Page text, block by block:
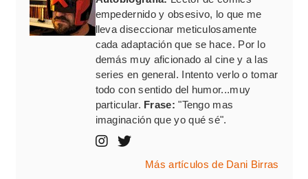
empedernido y obsesivo, lo que me
lleva diseccionar meticulosamente
cada adaptación que se hace. Por lo
demás muy aficionado al cine y a las
series en general. Intento verlo o tomar
todo con sentido del humor...muy
particular. Frase: "Tengo mas
imaginación que yo qué sé".
Más artículos de Dani Birras